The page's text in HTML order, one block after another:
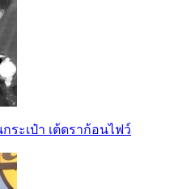
ระเป๋า เต้ดราก้อนไฟว์